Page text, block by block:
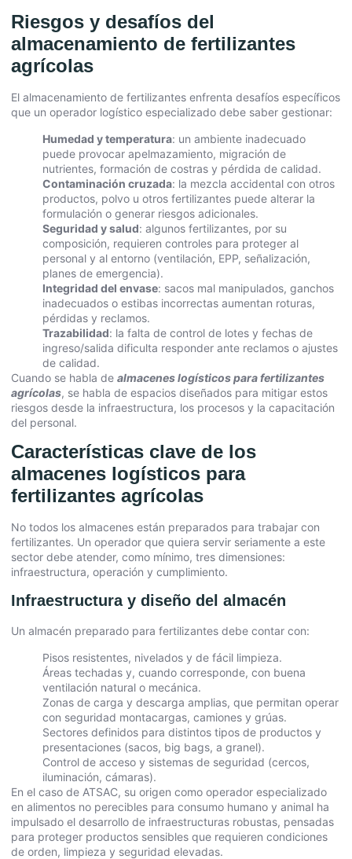
Riesgos y desafíos del
almacenamiento de fertilizantes
agrícolas
El almacenamiento de fertilizantes enfrenta desafíos específicos
que un operador logístico especializado debe saber gestionar:
Humedad y temperatura: un ambiente inadecuado
puede provocar apelmazamiento, migración de
nutrientes, formación de costras y pérdida de calidad.
Contaminación cruzada: la mezcla accidental con otros
productos, polvo u otros fertilizantes puede alterar la
formulación o generar riesgos adicionales.
Seguridad y salud: algunos fertilizantes, por su
composición, requieren controles para proteger al
personal y al entorno (ventilación, EPP, señalización,
planes de emergencia).
Integridad del envase: sacos mal manipulados, ganchos
inadecuados o estibas incorrectas aumentan roturas,
pérdidas y reclamos.
Trazabilidad: la falta de control de lotes y fechas de
ingreso/salida dificulta responder ante reclamos o ajustes
de calidad.
Cuando se habla de almacenes logísticos para fertilizantes
agrícolas, se habla de espacios diseñados para mitigar estos
riesgos desde la infraestructura, los procesos y la capacitación
del personal.
Características clave de los
almacenes logísticos para
fertilizantes agrícolas
No todos los almacenes están preparados para trabajar con
fertilizantes. Un operador que quiera servir seriamente a este
sector debe atender, como mínimo, tres dimensiones:
infraestructura, operación y cumplimiento.
Infraestructura y diseño del almacén
Un almacén preparado para fertilizantes debe contar con:
Pisos resistentes, nivelados y de fácil limpieza.
Áreas techadas y, cuando corresponde, con buena
ventilación natural o mecánica.
Zonas de carga y descarga amplias, que permitan operar
con seguridad montacargas, camiones y grúas.
Sectores definidos para distintos tipos de productos y
presentaciones (sacos, big bags, a granel).
Control de acceso y sistemas de seguridad (cercos,
iluminación, cámaras).
En el caso de ATSAC, su origen como operador especializado
en alimentos no perecibles para consumo humano y animal ha
impulsado el desarrollo de infraestructuras robustas, pensadas
para proteger productos sensibles que requieren condiciones
de orden, limpieza y seguridad elevadas.